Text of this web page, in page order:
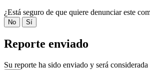
¿Está seguro de que quiere denunciar este
No Sí
Reporte enviado
Su reporte ha sido enviado y será